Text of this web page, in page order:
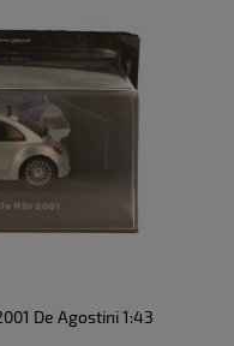
De Agostini 1:43